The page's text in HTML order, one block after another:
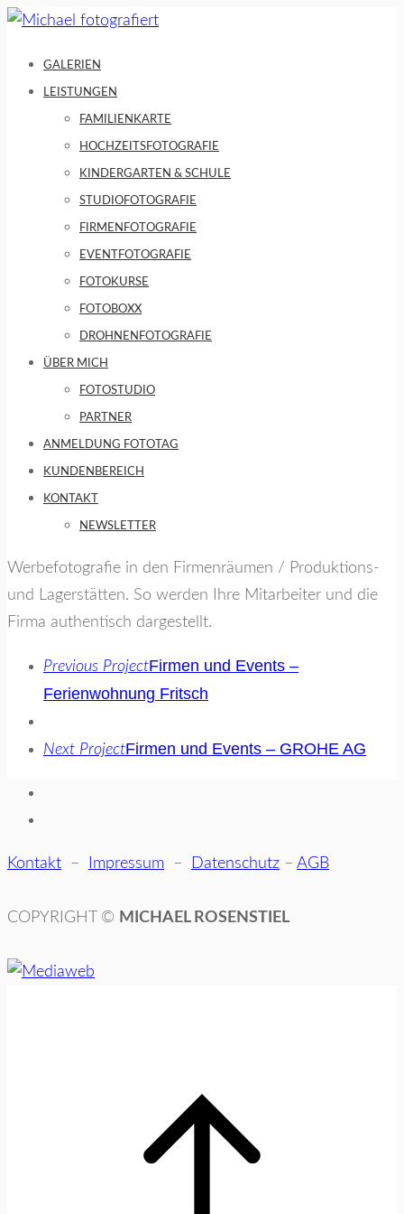
Skip
content
GALERIEN
LEISTUNGEN
FAMILIENKARTE
HOCHZEITSFOTOGRAFIE
KINDERGARTEN & SCHULE
STUDIOFOTOGRAFIE
FIRMENFOTOGRAFIE
EVENTFOTOGRAFIE
FOTOKURSE
FOTOBOXX
DROHNENFOTOGRAFIE
ÜBER MICH
FOTOSTUDIO
PARTNER
ANMELDUNG FOTOTAG
KUNDENBEREICH
KONTAKT
NEWSLETTER
Werbefotografie in den Firmenräumen / Produktions-
und Lagerstätten. So werden Ihre Mitarbeiter und die
Firma authentisch dargestellt.
Previous ProjectFirmen und Events –
Ferienwohnung Fritsch
Next ProjectFirmen und Events – GROHE AG
Kontakt – Impressum – Datenschutz – AGB
COPYRIGHT © MICHAEL ROSENSTIEL